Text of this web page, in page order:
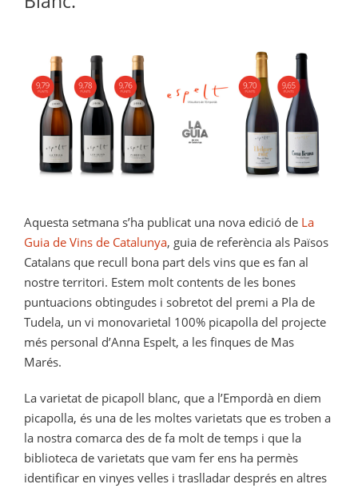
Aquesta setmana s’ha publicat una nova edició de La
Guia de Vins de Catalunya, guia de referència als Països
Catalans que recull bona part dels vins que es fan al
nostre territori. Estem molt contents de les bones
puntuacions obtingudes i sobretot del premi a Pla de
Tudela, un vi monovarietal 100% picapolla del projecte
més personal d’Anna Espelt, a les finques de Mas
Marés.
La varietat de picapoll blanc, que a l’Empordà en diem
picapolla, és una de les moltes varietats que es troben a
la nostra comarca des de fa molt de temps i que la
biblioteca de varietats que vam fer ens ha permès
identificar en vinyes velles i traslladar després en altres